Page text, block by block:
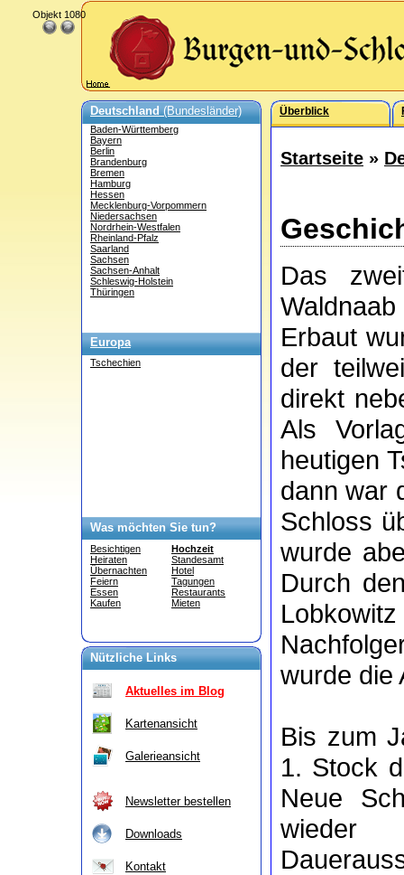
Deutschland(Bundesländer)
Baden-Württemberg
Bayern
Berlin
Brandenburg
Bremen
Hamburg
Hessen
Mecklenburg-Vorpommern
Niedersachsen
Nordrhein-Westfalen
Rheinland-Pfalz
Saarland
Sachsen
Sachsen-Anhalt
Schleswig-Holstein
Thüringen
Europa
Tschechien
Was möchten Sie tun?
Besichtigen
Heiraten
Übernachten
Feiern
Essen
Kaufen
Hochzeit
Standesamt
Hotel
Tagungen
Restaurants
Mieten
Nützliche Links
Aktuelles im Blog
Kartenansicht
Galerieansicht
Newsletter bestellen
Downloads
Kontakt
Überblick
Startseite »
Das
Erbaut
der
direkt
Als
heutigen
dann war
Schloss
wurde
Durch
wurde die
Bis zum
1. Stock
Neue
wieder
Objekt 1080